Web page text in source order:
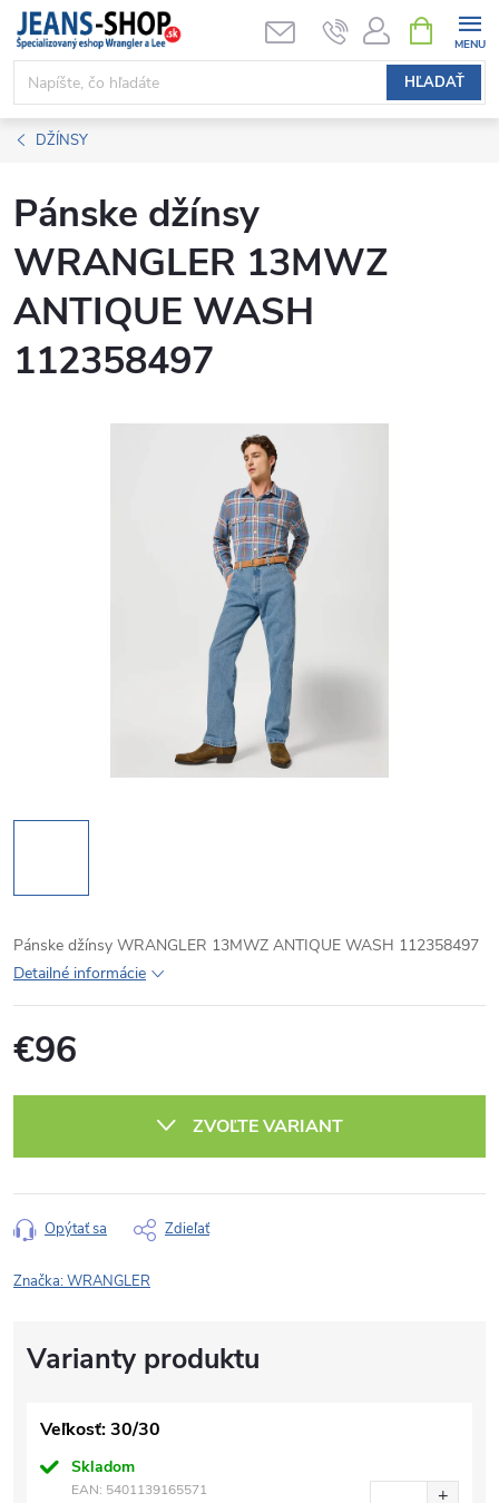
Prejsť
obsah
HĽADAŤ
KOŠÍK
DŽÍNSY
Pánske džínsy
WRANGLER 13MWZ
ANTIQUE WASH
112358497
Pánske džínsy WRANGLER 13MWZ ANTIQUE WASH 112358497
Detailné informácie
€96
ZVOĽTE VARIANT
Opýtať sa Zdieľať
Značka:WRANGLER
Veľkosť: 30/30
Skladom
EAN: 5401139165571